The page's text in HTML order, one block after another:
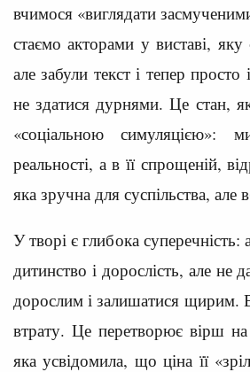
вчимося «виглядати
стаємо акторами у виставі,
але забули текст і тепер
не здатися дурнями. Це стан,
«соціальною
реальності, а в її спрощеній,
яка зручна для суспільства, але
У творі є глибока суперечність:
дитинство і дорослість, але не
дорослим і залишатися щирим.
втрату. Це перетворює вірш
яка усвідомила, що ціна її